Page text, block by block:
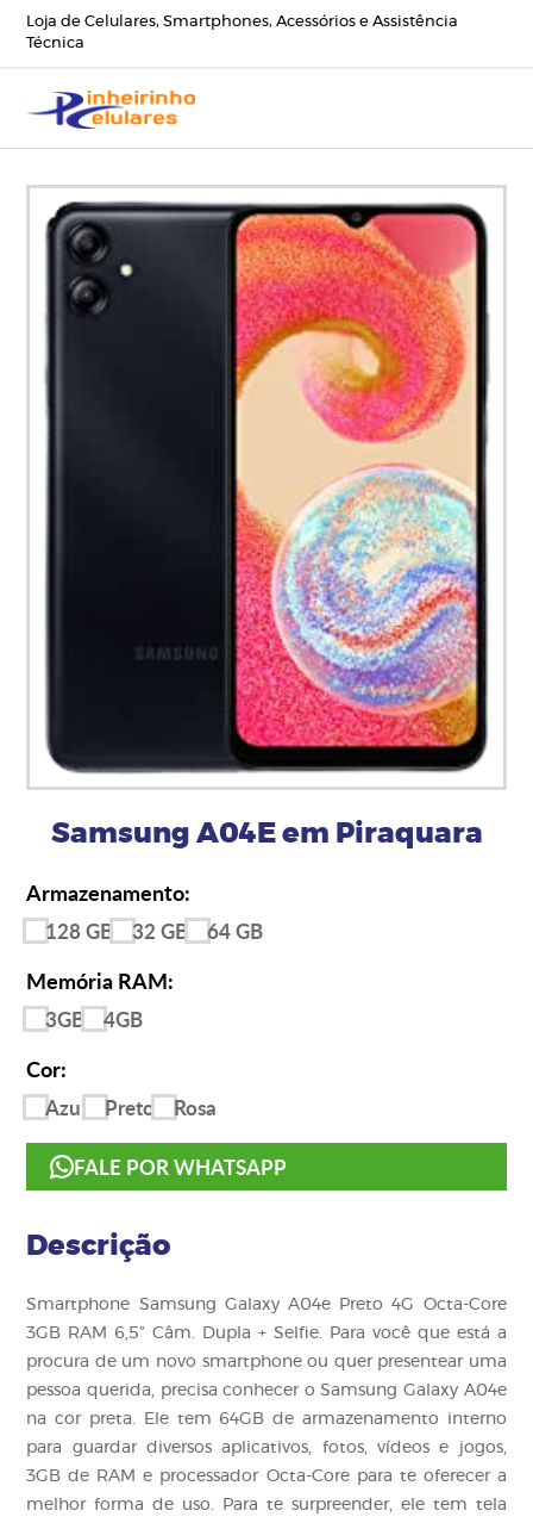
Loja de Celulares, Smartphones, Acessórios e Assistência
Técnica
Samsung A04E em Piraquara
Armazenamento:
128 GB 32 GB 64 GB
Memória RAM:
3GB 4GB
Cor:
Azul Preto Rosa
FALE POR WHATSAPP
Descrição
Smartphone Samsung Galaxy A04e Preto 4G Octa-Core
3GB RAM 6,5” Câm. Dupla + Selfie. Para você que está a
procura de um novo smartphone ou quer presentear uma
pessoa querida, precisa conhecer o Samsung Galaxy A04e
na cor preta. Ele tem 64GB de armazenamento interno
para guardar diversos aplicativos, fotos, vídeos e jogos,
3GB de RAM e processador Octa-Core para te oferecer a
melhor forma de uso. Para te surpreender, ele tem tela